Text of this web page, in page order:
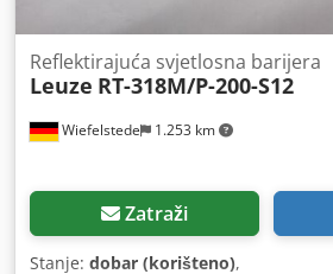
Wiefelstede 1.253 km
Reflektirajuća svjetlosna barijera
Leuze RT-318M/P-200-S12
Zatraži
Stanje: dobar (korišteno),